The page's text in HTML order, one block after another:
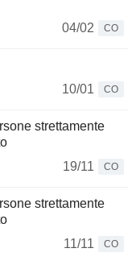
04/02
CO
10/01
CO
strettamente
19/11
CO
strettamente
11/11
CO